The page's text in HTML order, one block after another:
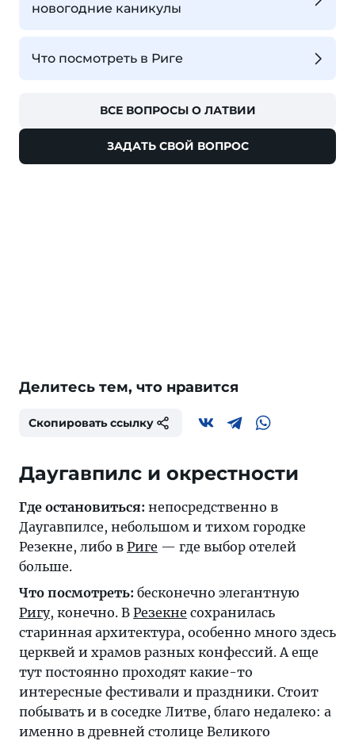
новогодние каникулы
Что посмотреть в Риге
ВСЕ ВОПРОСЫ О ЛАТВИИ
ЗАДАТЬ СВОЙ ВОПРОС
Делитесь тем, что нравится
Скопировать ссылку
Даугавпилс и окрестности
Где остановиться: непосредственно в
Даугавпилсе, небольшом и тихом городке
Резекне, либо в Риге — где выбор отелей
больше.
Что посмотреть: бесконечно элегантную
Ригу, конечно. В Резекне сохранилась
старинная архитектура, особенно много здесь
церквей и храмов разных конфессий. А еще
тут постоянно проходят какие-то
интересные фестивали и праздники. Стоит
побывать и в соседке Литве, благо недалеко: а
именно в древней столице Великого